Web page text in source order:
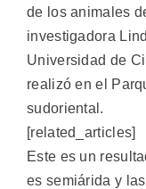
de los animales
investigadora
Universidad de
realizó en el
sudoriental.
[related_articles]
Este es un
es semiárida y